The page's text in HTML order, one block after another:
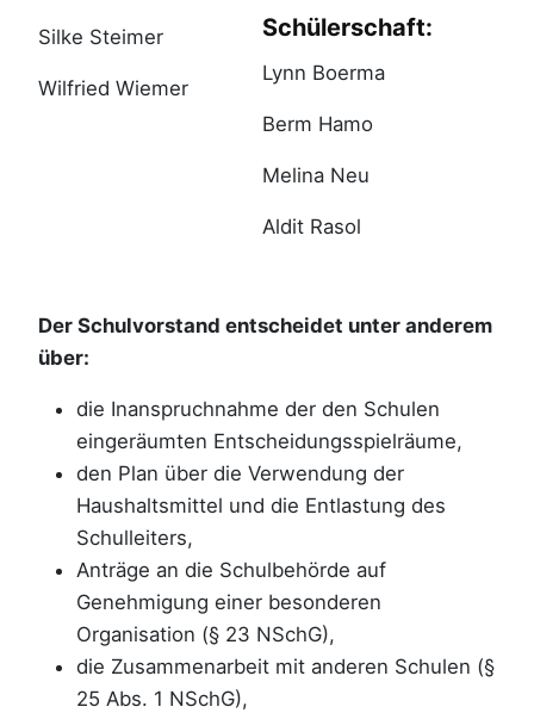
Silke Steimer
Wilfried Wiemer
Schülerschaft:
Lynn Boerma
Berm Hamo
Melina Neu
Aldit Rasol
Der Schulvorstand entscheidet unter anderem
über:
die Inanspruchnahme der den Schulen
eingeräumten Entscheidungsspielräume,
den Plan über die Verwendung der
Haushaltsmittel und die Entlastung des
Schulleiters,
Anträge an die Schulbehörde auf
Genehmigung einer besonderen
Organisation (§ 23 NSchG),
die Zusammenarbeit mit anderen Schulen (§
25 Abs. 1 NSchG),